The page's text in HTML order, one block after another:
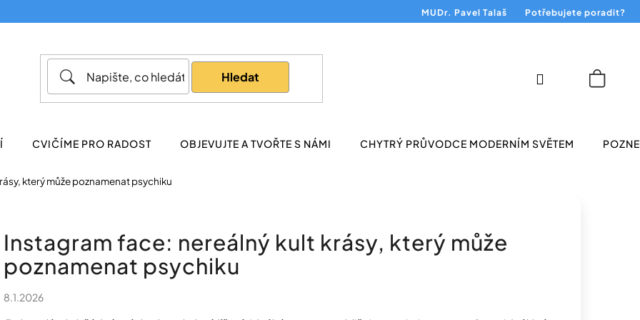
MUDr. Pavel Talaš Potřebujete poradit?
Hledat
CVIČÍME PRO RADOST OBJEVUJTE A TVOŘTE S NÁMI CHYTRÝ PRŮVODCE MODERNÍM SVĚTEM
Přihlášení
který může poznamenat psychiku
Instagram face: nereálný kult krásy, který může
poznamenat psychiku
8.1.2026
Co potřebujete najít?